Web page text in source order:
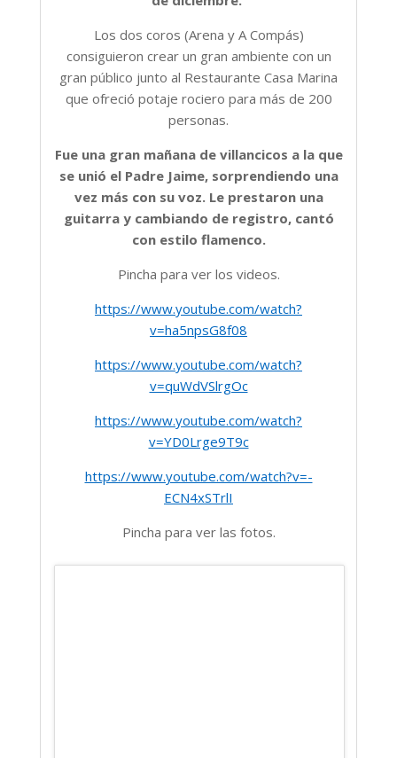
Los dos coros (Arena y A Compás)
consiguieron crear un gran ambiente con un
gran público junto al Restaurante Casa Marina
que ofreció potaje rociero para más de 200
personas.
Fue una gran mañana de villancicos a la que
se unió el Padre Jaime, sorprendiendo una
vez más con su voz. Le prestaron una
guitarra y cambiando de registro, cantó
con estilo flamenco.
Pincha para ver los videos.
https://www.youtube.com/watch?
v=ha5npsG8f08
https://www.youtube.com/watch?
v=quWdVSlrgOc
https://www.youtube.com/watch?
v=YD0Lrge9T9c
https://www.youtube.com/watch?v=-
ECN4xSTrlI
Pincha para ver las fotos.